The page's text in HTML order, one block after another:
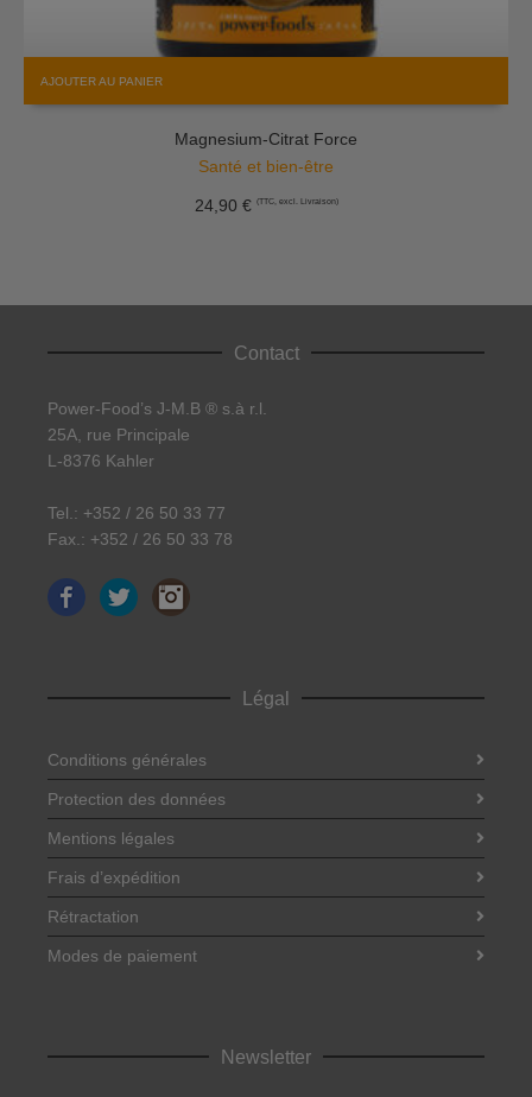
AJOUTER AU PANIER
Magnesium-Citrat Force
Santé et bien-être
24,90 € (TTC, excl. Livraison)
Contact
Power-Food’s J-M.B ® s.à r.l.
25A, rue Principale
L-8376 Kahler
Tel.: +352 / 26 50 33 77
Fax.: +352 / 26 50 33 78
FacebookTwitter
Légal
Conditions générales
Protection des données
Mentions légales
Frais d’expédition
Rétractation
Modes de paiement
Newsletter